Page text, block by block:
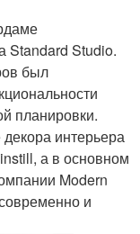
Standard Studio.
был
планировки.
интерьера
а в основном
Modern
и